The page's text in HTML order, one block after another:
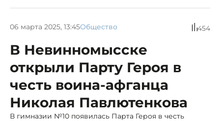
06 марта 2025, 13:45Общество 454
В Невинномысске
открыли Парту Героя в
честь воина-афганца
Николая Павлютенкова
В гимназии №10 появилась Парта Героя в честь